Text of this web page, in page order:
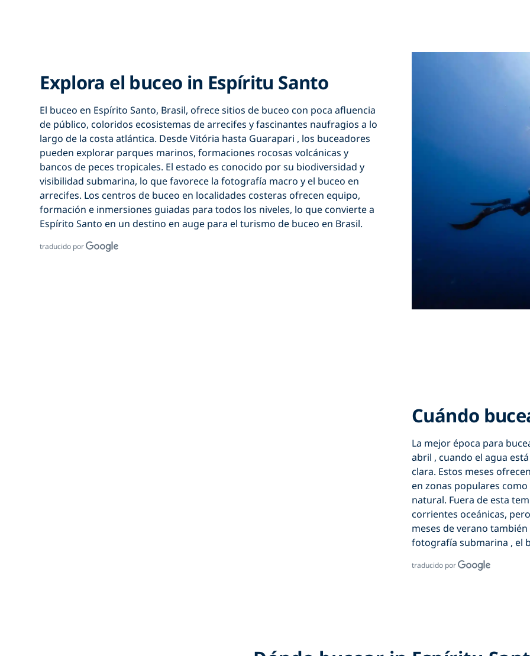
Explora el buceo in Espíritu Santo
El buceo en Espírito Santo, Brasil, ofrece sitios de buceo con poca afluencia
de público, coloridos ecosistemas de arrecifes y fascinantes naufragios a lo
largo de la costa atlántica. DesdeVitória hasta Guarapari , los buceadores
pueden explorar parques marinos, formaciones rocosas volcánicas y
bancos de peces tropicales. El estado es conocido por su biodiversidad y
visibilidad submarina, lo que favorece la fotografía macro y el buceo en
arrecifes. Los centros de buceo en localidades costeras ofrecen equipo,
formación e inmersiones guiadas para todos los niveles, lo que convierte a
Espírito Santo en un destino en auge para el turismo de buceo en Brasil.
traducido por
Cuándo
La mejor época para
abril , cuando el agua
clara. Estos meses
en zonas populares como
natural. Fuera de esta
corrientes oceánicas,
meses de verano
fotografía submarina , el
traducido por